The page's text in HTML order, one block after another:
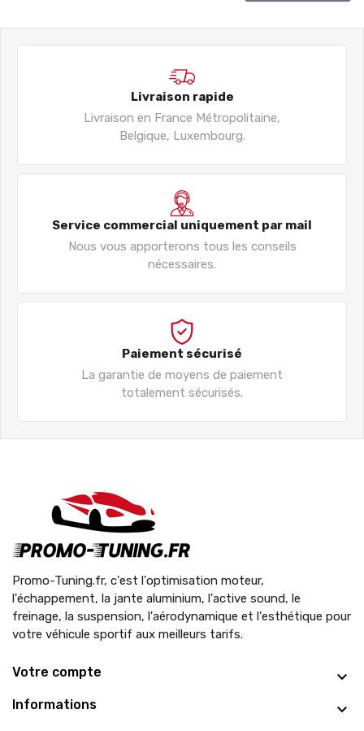
Livraison rapide
Livraison en France Métropolitaine,
Belgique, Luxembourg.
Service commercial uniquement par mail
Nous vous apporterons tous les conseils
nécessaires.
Paiement sécurisé
La garantie de moyens de paiement
totalement sécurisés.
Promo-Tuning.fr, c'est l'optimisation moteur,
l'échappement, la jante aluminium, l'active sound, le
freinage, la suspension, l'aérodynamique et l'esthétique pour
votre véhicule sportif aux meilleurs tarifs.
Votre compte
Informations